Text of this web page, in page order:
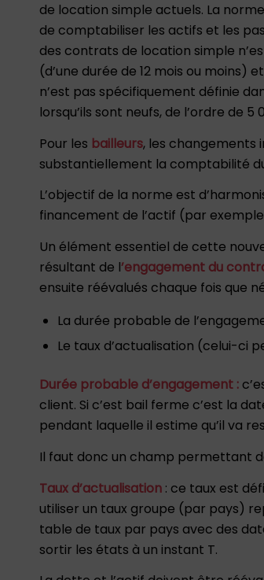
de location simple actuels. La
de comptabiliser les actifs et les
des contrats de location simple
(d’une durée de 12 mois ou moins)
n’est pas spécifiquement définie
lorsqu’ils sont neufs, de l’ordre de 5
Pour les bailleurs, les changements
substantiellement la comptabilité
L’objectif de la norme est
financement de l’actif (par
Un élément essentiel de cette
résultant de l’engagement du
ensuite réévalués chaque fois que
La durée probable de
Le taux d’actualisation (celui-ci
Durée probable d’engagement :
client. Si c’est bail ferme c’est la
pendant laquelle il estime qu’il va
Il faut donc un champ permettant
Taux d’actualisation : ce taux est
utiliser un taux groupe (par pays)
table de taux par pays avec des
sortir les états à un instant T.